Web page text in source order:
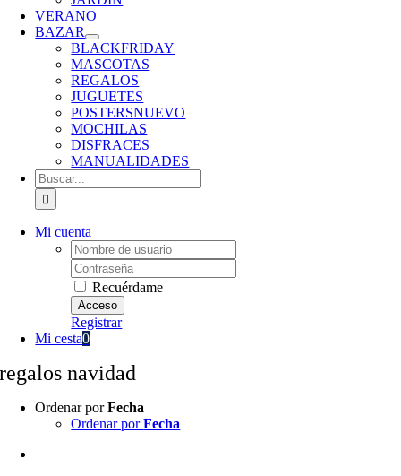
VERANO
BAZAR
BLACKFRIDAY
MASCOTAS
REGALOS
JUGUETES
POSTERSNUEVO
MOCHILAS
DISFRACES
MANUALIDADES
Buscar:
Mi cuenta
Username:
Password:
Recuérdame
Registrar
Mi cesta0
regalos navidad
Ordenar porFecha
Ordenar porFecha